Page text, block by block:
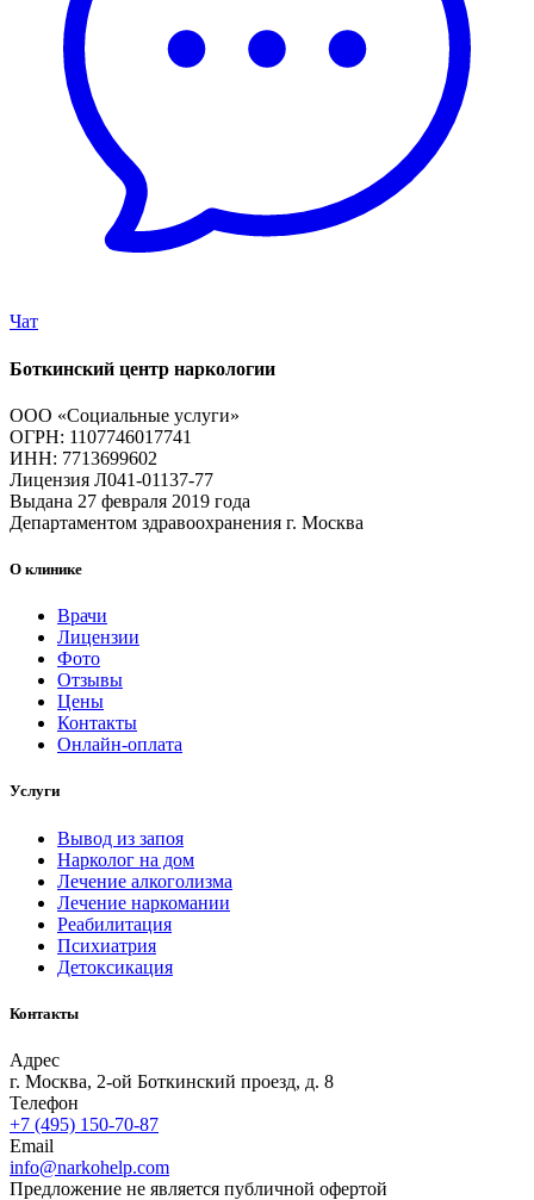
Чат
Боткинский центр наркологии
ООО «Социальные услуги»
ОГРН: 1107746017741
ИНН: 7713699602
Лицензия Л041-01137-77
Выдана 27 февраля 2019 года
Департаментом здравоохранения г. Москва
О клинике
Врачи
Лицензии
Фото
Отзывы
Цены
Контакты
Онлайн-оплата
Услуги
Вывод из запоя
Нарколог на дом
Лечение алкоголизма
Лечение наркомании
Реабилитация
Психиатрия
Детоксикация
Контакты
Адрес
г. Москва, 2-ой Боткинский проезд, д. 8
Телефон
+7 (495) 150-70-87
Email
info@narkohelp.com
Предложение не является публичной офертой